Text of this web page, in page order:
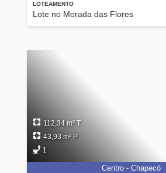
LOTEAMENTO
Lote no Morada das Flores
112,34 m² T
43,93 m² P
1
Centro - Chapecó